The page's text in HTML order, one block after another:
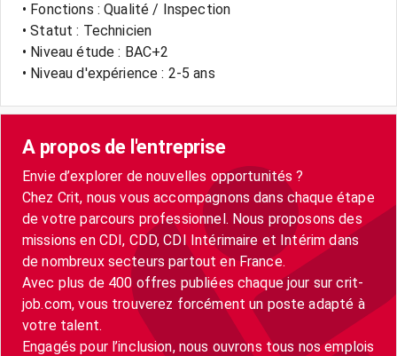
• Fonctions : Qualité / Inspection
• Statut : Technicien
• Niveau étude : BAC+2
• Niveau d'expérience : 2-5 ans
A propos de l'entreprise
Envie d’explorer de nouvelles opportunités ?
Chez Crit, nous vous accompagnons dans chaque étape
de votre parcours professionnel. Nous proposons des
missions en CDI, CDD, CDI Intérimaire et Intérim dans
de nombreux secteurs partout en France.
Avec plus de 400 offres publiées chaque jour sur crit-
job.com, vous trouverez forcément un poste adapté à
votre talent.
Engagés pour l’inclusion, nous ouvrons tous nos emplois